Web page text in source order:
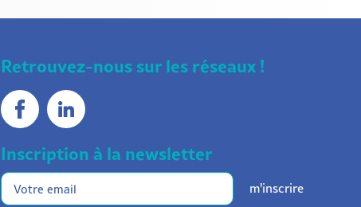
Retrouvez-nous sur les réseaux !
Inscription à la newsletter
E-
mail m'inscrire